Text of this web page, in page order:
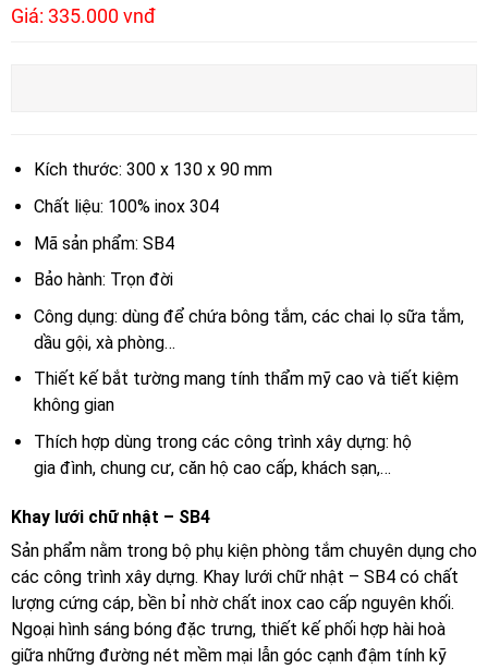
Giá: 335.000 vnđ
Kích thước: 300 x 130 x 90 mm
Chất liệu: 100% inox 304
Mã sản phẩm: SB4
Bảo hành: Trọn đời
Công dụng: dùng để chứa bông tắm, các chai lọ sữa tắm,
dầu gội, xà phòng…
Thiết kế bắt tường mang tính thẩm mỹ cao và tiết kiệm
không gian
Thích hợp dùng trong các công trình xây dựng: hộ
gia đình, chung cư, căn hộ cao cấp, khách sạn,…
Khay lưới chữ nhật – SB4
Sản phẩm nằm trong bộ phụ kiện phòng tắm chuyên dụng cho
các công trình xây dựng. Khay lưới chữ nhật – SB4 có chất
lượng cứng cáp, bền bỉ nhờ chất inox cao cấp nguyên khối.
Ngoại hình sáng bóng đặc trưng, thiết kế phối hợp hài hoà
giữa những đường nét mềm mại lẫn góc cạnh đậm tính kỹ